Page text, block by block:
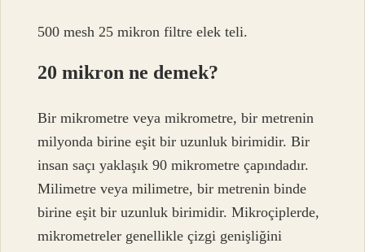
500 mesh 25 mikron filtre elek teli.
20 mikron ne demek?
Bir mikrometre veya mikrometre, bir metrenin
milyonda birine eşit bir uzunluk birimidir. Bir
insan saçı yaklaşık 90 mikrometre çapındadır.
Milimetre veya milimetre, bir metrenin binde
birine eşit bir uzunluk birimidir. Mikroçiplerde,
mikrometreler genellikle çizgi genişliğini